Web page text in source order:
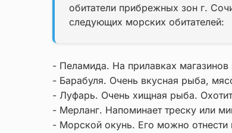
обитатели прибрежных зон г.
следующих морских обитателей:
- Пеламида. На прилавках
- Барабуля. Очень вкусная рыба,
- Луфарь. Очень хищная рыба.
- Мерланг. Напоминает треску или
- Морской окунь. Его можно отнести